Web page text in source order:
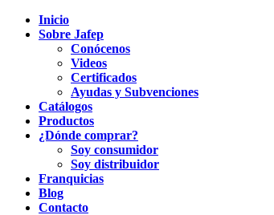
Inicio
Sobre Jafep
Conócenos
Videos
Certificados
Ayudas y Subvenciones
Catálogos
Productos
¿Dónde comprar?
Soy consumidor
Soy distribuidor
Franquicias
Blog
Contacto